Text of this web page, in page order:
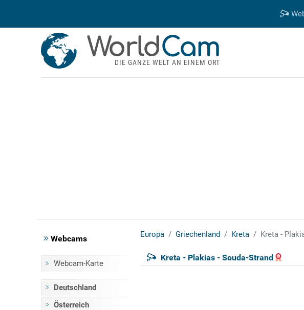
WorldCam
DIE GANZE WELT AN EINEM ORT
Webcams
Webcam-Karte
Deutschland
Österreich
Europa Griechenland Kreta Kreta -
Kreta - Plakias - Souda-Strand